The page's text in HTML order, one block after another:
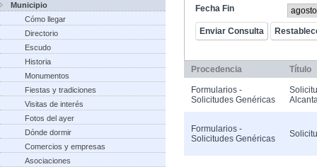
Municipio
Cómo llegar
Directorio
Escudo
Historia
Monumentos
Fiestas y tradiciones
Visitas de interés
Fotos del ayer
Dónde dormir
Comercios y empresas
Asociaciones
Fecha Fin
Procedencia Título
Formularios -
Solicitudes Genéricas
Formularios -
Solicitudes Genéricas